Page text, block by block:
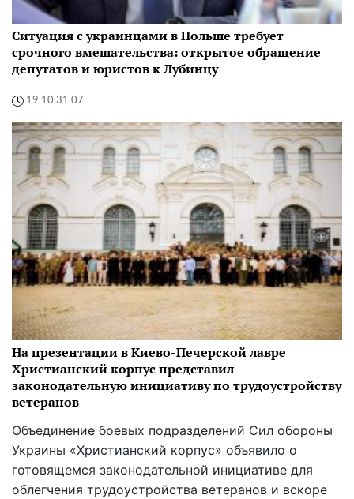
Ситуация с украинцами в Польше требует
срочного вмешательства: открытое обращение
депутатов и юристов к Лубинцу
19:10 31.07
На презентации в Киево-Печерской лавре
Христианский корпус представил
законодательную инициативу по трудоустройству
ветеранов
Объединение боевых подразделений Сил обороны
Украины «Христианский корпус» объявило о
готовящемся законодательной инициативе для
облегчения трудоустройства ветеранов и вскоре